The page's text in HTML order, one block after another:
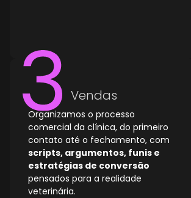
Vendas
Organizamos o processo
comercial da clínica, do primeiro
contato até o fechamento, com
scripts, argumentos, funis e
estratégias de conversão
pensados para a realidade
veterinária.